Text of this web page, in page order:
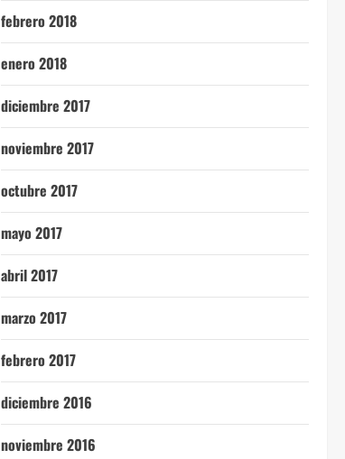
febrero 2018
enero 2018
diciembre 2017
noviembre 2017
octubre 2017
mayo 2017
abril 2017
marzo 2017
febrero 2017
diciembre 2016
noviembre 2016